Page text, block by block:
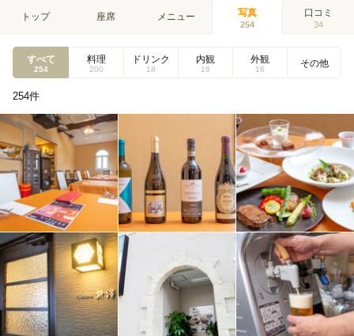
トップ 座席 メニュー 写真
254
口コミ
34
すべて
254
料理
200
ドリンク
18
内観
16
外観
16
その他
254件